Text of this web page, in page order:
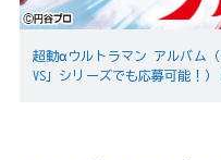
超動αウルトラマン アルバム（
VS」シリーズでも応募可能！）